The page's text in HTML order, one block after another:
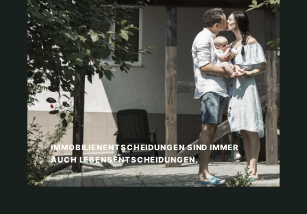
IMMOBILIENENTSCHEIDUNGEN SIND IMMER
AUCH LEBENSENTSCHEIDUNGEN.